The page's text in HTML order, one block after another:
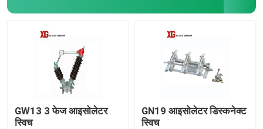
GW13 3 फेज आइसोलेटर
स्विच
GN19 आइसोलेटर डिस्कनेक्ट
स्विच